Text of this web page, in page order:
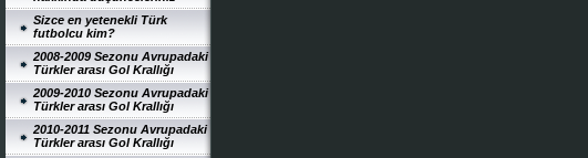
Sizce en yetenekli Türk
futbolcu kim?
2008-2009 Sezonu Avrupadaki
Türkler arası Gol Krallığı
2009-2010 Sezonu Avrupadaki
Türkler arası Gol Krallığı
2010-2011 Sezonu Avrupadaki
Türkler arası Gol Krallığı